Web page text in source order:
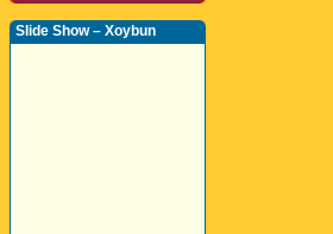
Slide Show – Xoybun